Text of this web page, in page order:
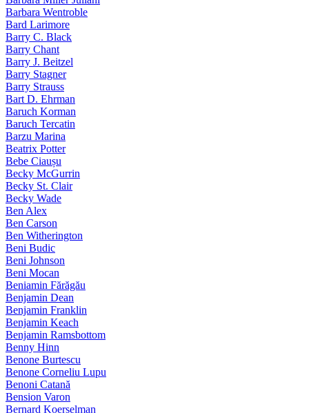
Barbara Wentroble
Bard Larimore
Barry C. Black
Barry Chant
Barry J. Beitzel
Barry Stagner
Barry Strauss
Bart D. Ehrman
Baruch Korman
Baruch Tercatin
Barzu Marina
Beatrix Potter
Bebe Ciaușu
Becky McGurrin
Becky St. Clair
Becky Wade
Ben Alex
Ben Carson
Ben Witherington
Beni Budic
Beni Johnson
Beni Mocan
Beniamin Fărăgău
Benjamin Dean
Benjamin Franklin
Benjamin Keach
Benjamin Ramsbottom
Benny Hinn
Benone Burtescu
Benone Corneliu Lupu
Benoni Catană
Bension Varon
Bernard Koerselman